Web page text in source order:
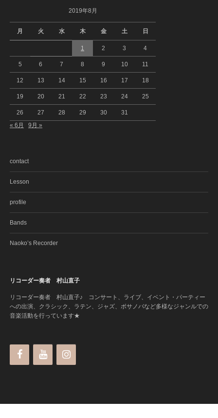
2019年8月
月 火 水 木 金 土 日
1 2 3 4
5 6 7 8 9 10 11
12 13 14 15 16 17 18
19 20 21 22 23 24 25
26 27 28 29 30 31
« 6月 9月 »
contact
Lesson
profile
Bands
Naoko’s Recorder
リコーダー奏者 村山直子
リコーダー奏者 村山直子♪ コンサート、ライブ、イベント・パーティー
への出演、クラシック、ラテン、ジャズ、ボサノバなど多様なジャンルでの
音楽活動を行っています★